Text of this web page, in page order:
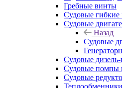
Гребные винты
Судовые
Судовые
Назад
Судовые
Судовые
Судовые помпы
Судовые
Теплообменники